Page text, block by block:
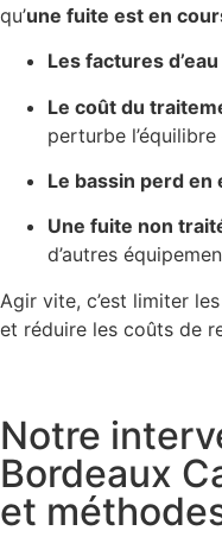
qu’une fuite est en
Les factures d’eau
Le coût du
perturbe
Le bassin perd en
Une fuite non
d’autres
Agir vite, c’est limiter
et réduire les coûts de
Notre
Bordeaux
et